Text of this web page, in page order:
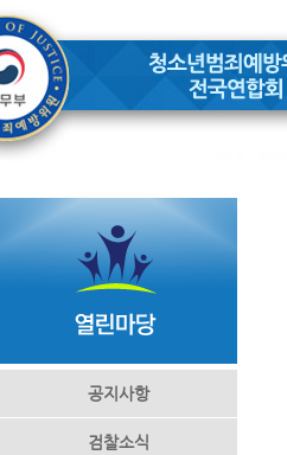
공지사항
검찰소식